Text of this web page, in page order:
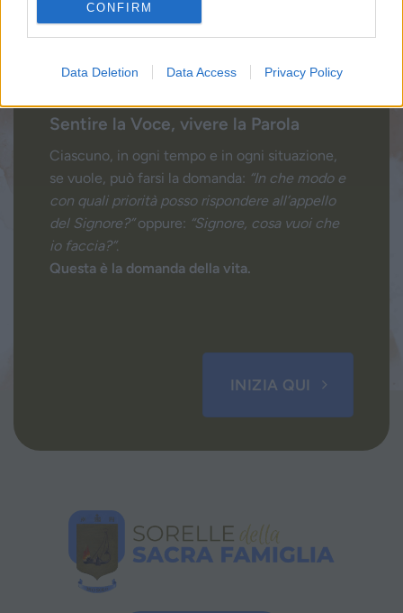
CONFIRM
Data Deletion Data Access Privacy Policy
Sentire la Voce, vivere la Parola
Ciascuno, in ogni tempo e in ogni situazione,
se vuole, può farsi la domanda: “In che modo e
con quali priorità posso rispondere all’appello
del Signore?”oppure: “Signore, cosa vuoi che
io faccia?”.
Questa è la domanda della vita.
INIZIA QUI